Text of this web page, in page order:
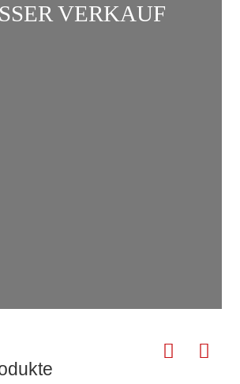
VERKAUF